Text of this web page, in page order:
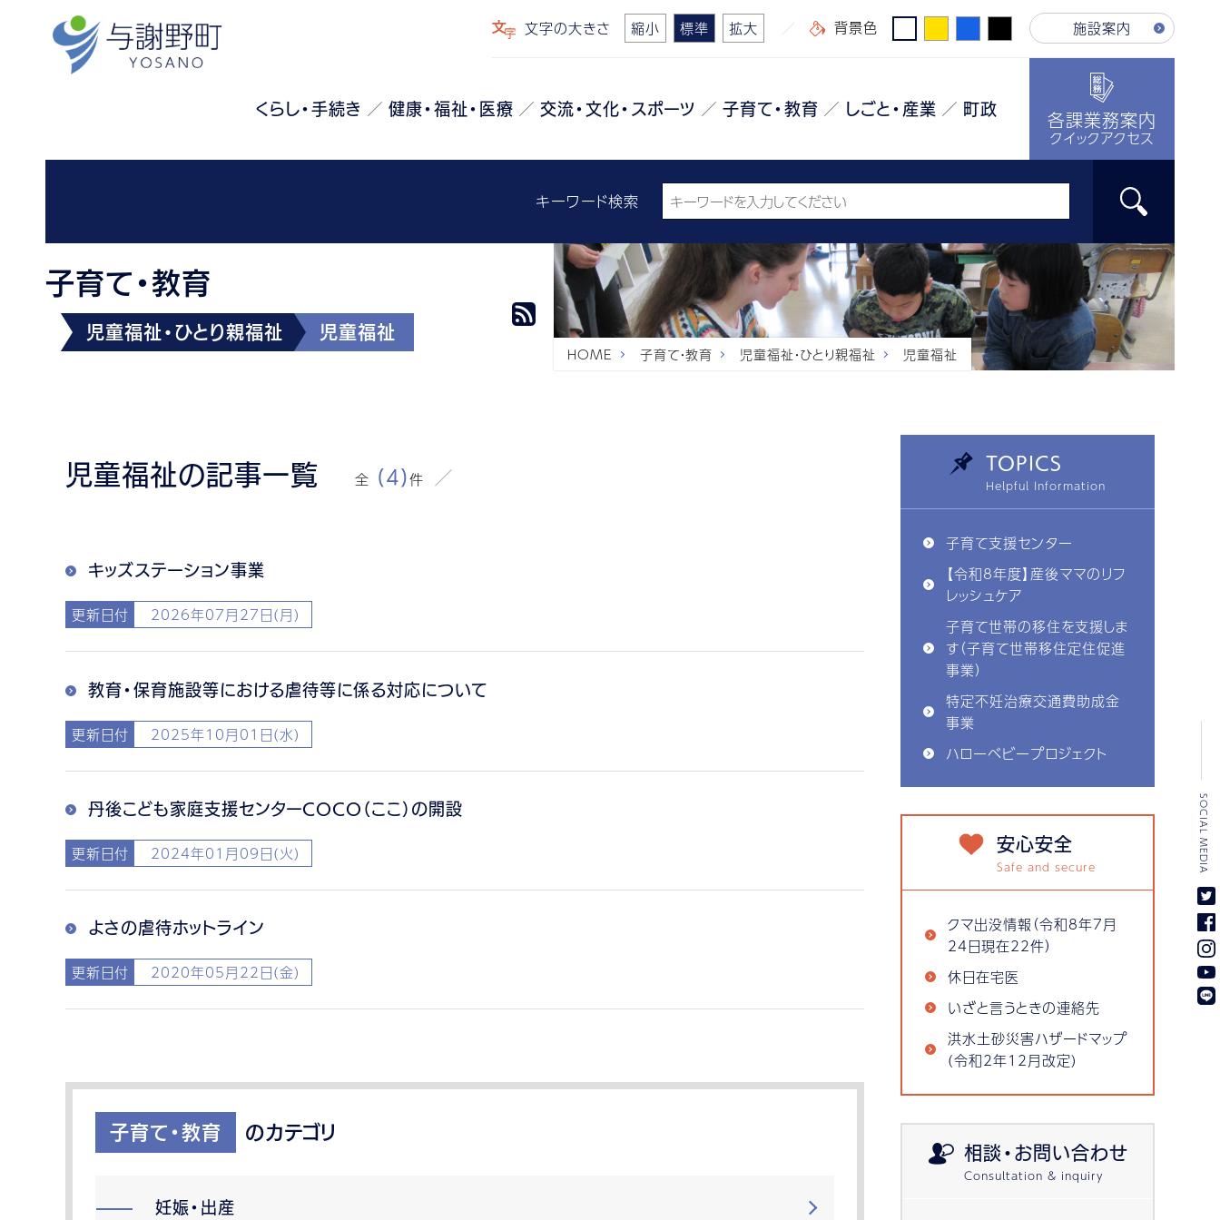
文字の大きさ 縮小 標準 拡大 背景色 施設案内
くらし・手続き 健康・福祉・医療 交流・文化・スポーツ 子育て・教育 しごと・産業 町政 各課業務案内
クイックアクセス
キーワード検索
子育て・教育
児童福祉・ひとり親福祉 児童福祉
HOME 子育て・教育 児童福祉・ひとり親福祉 児童福祉
児童福祉の記事一覧 全 (4)件
キッズステーション事業
更新日付 2026年07月27日(月)
教育・保育施設等における虐待等に係る対応について
更新日付 2025年10月01日(水)
丹後こども家庭支援センターCOCO（ここ）の開設
更新日付 2024年01月09日(火)
よさの虐待ホットライン
更新日付 2020年05月22日(金)
子育て・教育 のカテゴリ
妊娠・出産
TOPICS
子育て支援センター
【令和8年度】産後ママのリフ
レッシュケア
子育て世帯の移住を支援しま
す（子育て世帯移住定住促進
事業）
特定不妊治療交通費助成金
事業
ハローベビープロジェクト
安心安全
クマ出没情報（令和8年7月
24日現在22件）
休日在宅医
いざと言うときの連絡先
洪水土砂災害ハザードマップ
(令和2年12月改定)
相談・お問い合わせ
SOCIAL MEDIA